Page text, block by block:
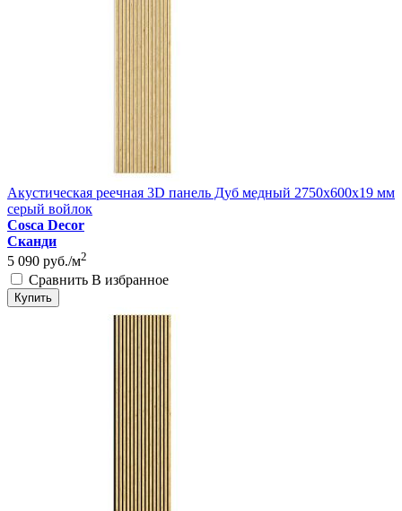
Акустическая реечная 3D панель Дуб медный 2750x600x19 мм
серый войлок
Cosca Decor
Сканди
5 090 руб./м2
Сравнить В избранное
Купить